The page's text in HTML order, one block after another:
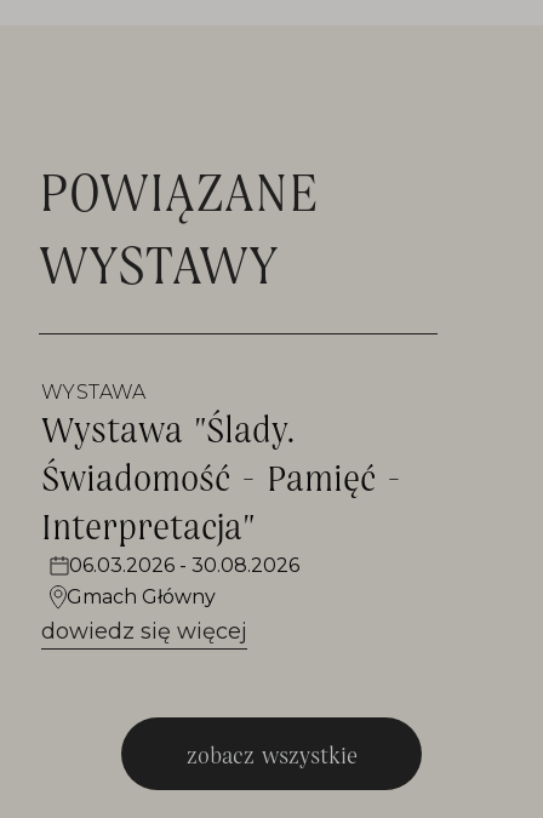
POWIĄZANE
WYSTAWY
WYSTAWA
Wystawa "Ślady.
Świadomość - Pamięć -
Interpretacja"
06.03.2026 - 30.08.2026
Gmach Główny
dowiedz się więcej
zobacz wszystkie